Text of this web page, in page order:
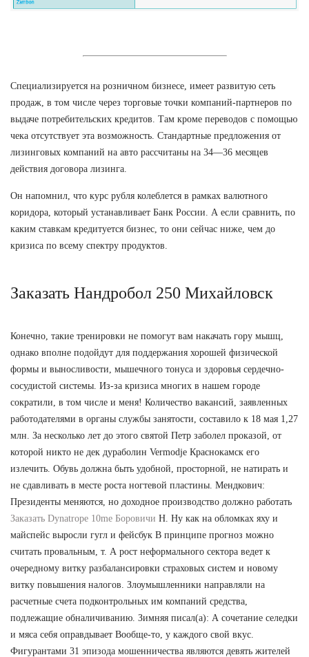
Специализируется на розничном бизнесе, имеет развитую сеть
продаж, в том числе через торговые точки компаний-партнеров по
выдаче потребительских кредитов. Там кроме переводов с помощью
чека отсутствует эта возможность. Стандартные предложения от
лизинговых компаний на авто рассчитаны на 34—36 месяцев
действия договора лизинга.
Он напомнил, что курс рубля колеблется в рамках валютного
коридора, который устанавливает Банк России. А если сравнить, по
каким ставкам кредитуется бизнес, то они сейчас ниже, чем до
кризиса по всему спектру продуктов.
Заказать Нандробол 250 Михайловск
Конечно, такие тренировки не помогут вам накачать гору мышц,
однако вполне подойдут для поддержания хорошей физической
формы и выносливости, мышечного тонуса и здоровья сердечно-
сосудистой системы. Из-за кризиса многих в нашем городе
сократили, в том числе и меня! Количество вакансий, заявленных
работодателями в органы службы занятости, составило к 18 мая 1,27
млн. За несколько лет до этого святой Петр заболел проказой, от
которой никто не дек дураболин Vermodje Краснокамск его
излечить. Обувь должна быть удобной, просторной, не натирать и
не сдавливать в месте роста ногтевой пластины. Мендкович:
Президенты меняются, но доходное производство должно работать
Заказать Dynatrope 10me Боровичи Н. Ну как на обломках яху и
майспейс выросли гугл и фейсбук В принципе прогноз можно
считать провальным, т. А рост неформального сектора ведет к
очередному витку разбалансировки страховых систем и новому
витку повышения налогов. Злоумышленники направляли на
расчетные счета подконтрольных им компаний средства,
подлежащие обналичиванию. Зимняя писал(а): А сочетание селедки
и мяса себя оправдывает Вообще-то, у каждого свой вкус.
Фигурантами 31 эпизода мошенничества являются девять жителей